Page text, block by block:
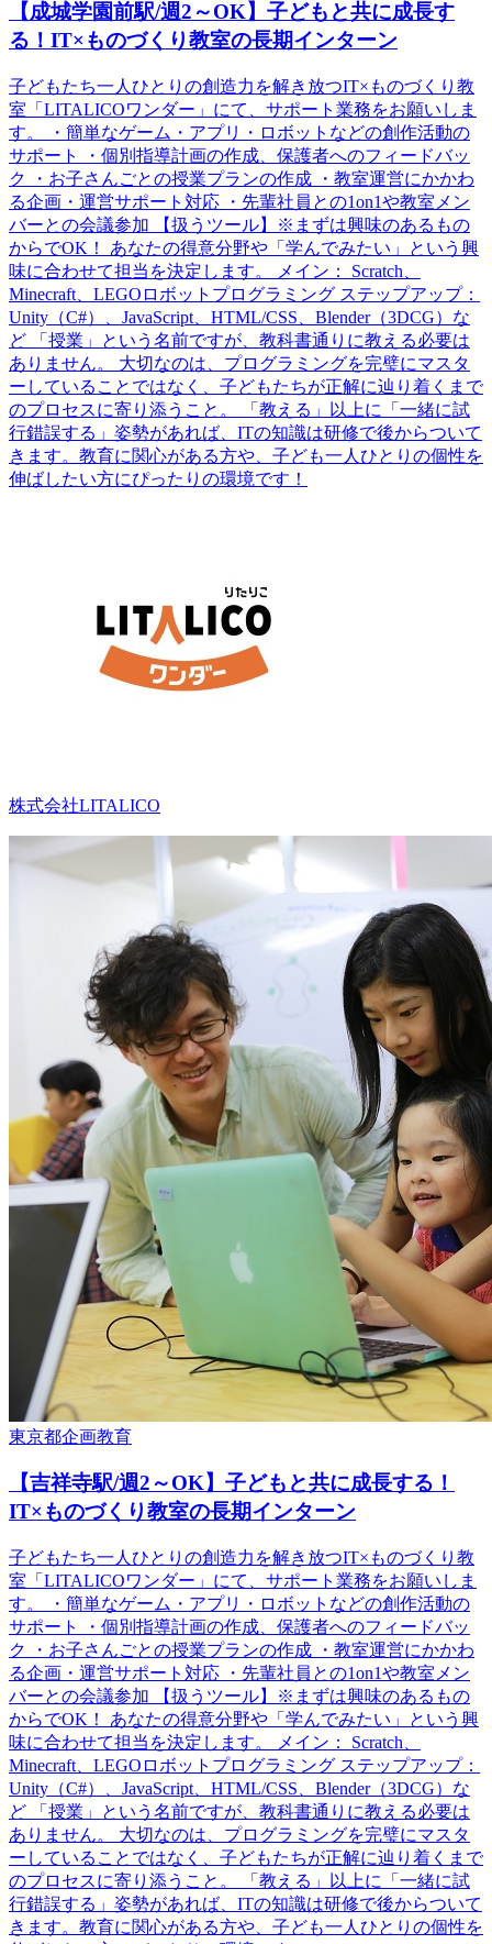
【成城学園前駅/週2～OK】子どもと共に成長す
る！IT×ものづくり教室の長期インターン
子どもたち一人ひとりの創造力を解き放つIT×ものづくり教
室「LITALICOワンダー」にて、サポート業務をお願いしま
す。 ・簡単なゲーム・アプリ・ロボットなどの創作活動の
サポート ・個別指導計画の作成、保護者へのフィードバッ
ク ・お子さんごとの授業プランの作成 ・教室運営にかかわ
る企画・運営サポート対応 ・先輩社員との1on1や教室メン
バーとの会議参加 【扱うツール】※まずは興味のあるもの
からでOK！ あなたの得意分野や「学んでみたい」という興
味に合わせて担当を決定します。 メイン： Scratch、
Minecraft、LEGOロボットプログラミング ステップアップ：
Unity（C#）、JavaScript、HTML/CSS、Blender（3DCG）な
ど 「授業」という名前ですが、教科書通りに教える必要は
ありません。 大切なのは、プログラミングを完璧にマスタ
ーしていることではなく、子どもたちが正解に辿り着くまで
のプロセスに寄り添うこと。 「教える」以上に「一緒に試
行錯誤する」姿勢があれば、ITの知識は研修で後からついて
きます。教育に関心がある方や、子ども一人ひとりの個性を
伸ばしたい方にぴったりの環境です！
株式会社LITALICO
東京都企画教育
【吉祥寺駅/週2～OK】子どもと共に成長する！
IT×ものづくり教室の長期インターン
子どもたち一人ひとりの創造力を解き放つIT×ものづくり教
室「LITALICOワンダー」にて、サポート業務をお願いしま
す。 ・簡単なゲーム・アプリ・ロボットなどの創作活動の
サポート ・個別指導計画の作成、保護者へのフィードバッ
ク ・お子さんごとの授業プランの作成 ・教室運営にかかわ
る企画・運営サポート対応 ・先輩社員との1on1や教室メン
バーとの会議参加 【扱うツール】※まずは興味のあるもの
からでOK！ あなたの得意分野や「学んでみたい」という興
味に合わせて担当を決定します。 メイン： Scratch、
Minecraft、LEGOロボットプログラミング ステップアップ：
Unity（C#）、JavaScript、HTML/CSS、Blender（3DCG）な
ど 「授業」という名前ですが、教科書通りに教える必要は
ありません。 大切なのは、プログラミングを完璧にマスタ
ーしていることではなく、子どもたちが正解に辿り着くまで
のプロセスに寄り添うこと。 「教える」以上に「一緒に試
行錯誤する」姿勢があれば、ITの知識は研修で後からついて
きます。教育に関心がある方や、子ども一人ひとりの個性を